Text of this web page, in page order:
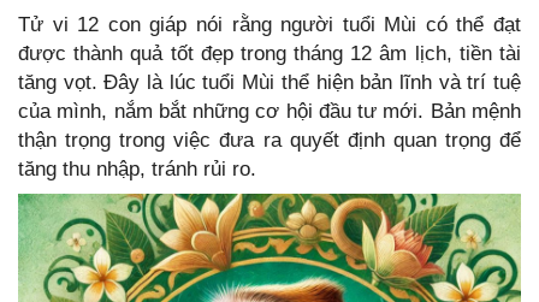
Tử vi 12 con giáp nói rằng người tuổi Mùi có thể đạt
được thành quả tốt đẹp trong tháng 12 âm lịch, tiền tài
tăng vọt. Đây là lúc tuổi Mùi thể hiện bản lĩnh và trí tuệ
của mình, nắm bắt những cơ hội đầu tư mới. Bản mệnh
thận trọng trong việc đưa ra quyết định quan trọng để
tăng thu nhập, tránh rủi ro.